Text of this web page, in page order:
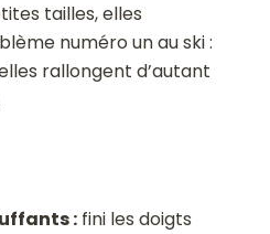
tailles, elles
numéro un au ski :
rallongent d’autant
: fini les doigts